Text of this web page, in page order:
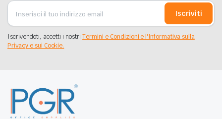
Iscriviti
Iscrivendoti, accetti i nostriTermini e Condizioni e l'Informativa sulla
Privacy e sui Cookie.